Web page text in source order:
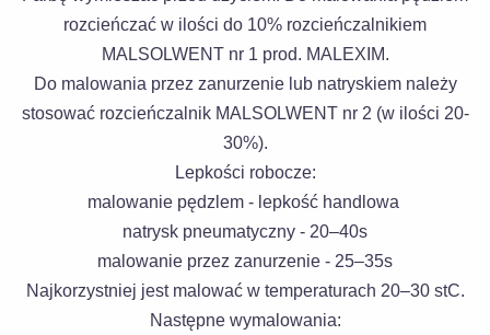
rozcieńczać w ilości do 10% rozcieńczalnikiem
MALSOLWENT nr 1 prod. MALEXIM.
Do malowania przez zanurzenie lub natryskiem należy
stosować rozcieńczalnik MALSOLWENT nr 2 (w ilości 20-
30%).
Lepkości robocze:
malowanie pędzlem - lepkość handlowa
natrysk pneumatyczny - 20–40s
malowanie przez zanurzenie - 25–35s
Najkorzystniej jest malować w temperaturach 20–30 stC.
Następne wymalowania: